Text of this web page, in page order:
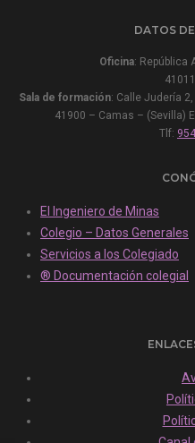
DATOS
Oficina: República
Sala de formación: Calle Judería
41900 – Camas – (Sevilla)
Tlf:
El Ingeniero de Minas
Colegio – Datos Generales
Servicios a los Colegiado
® Documentación colegial